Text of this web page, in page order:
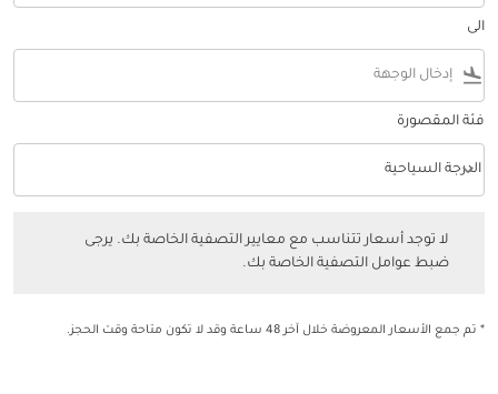
الى
flight_land
فئة المقصورة
فئة المقصورة option الدرجة السياحية Selected
الدرجة السياحية
keyboard_arrow_down
لا توجد أسعار تتناسب مع معايير التصفية الخاصة بك. يرجى
ضبط عوامل التصفية الخاصة بك.
* تم جمع الأسعار المعروضة خلال آخر 48 ساعة وقد لا تكون متاحة وقت الحجز.